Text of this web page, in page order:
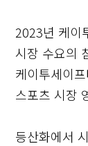
2023년 케이
시장 수요의
케이투세이
스포츠 시장
등산화에서